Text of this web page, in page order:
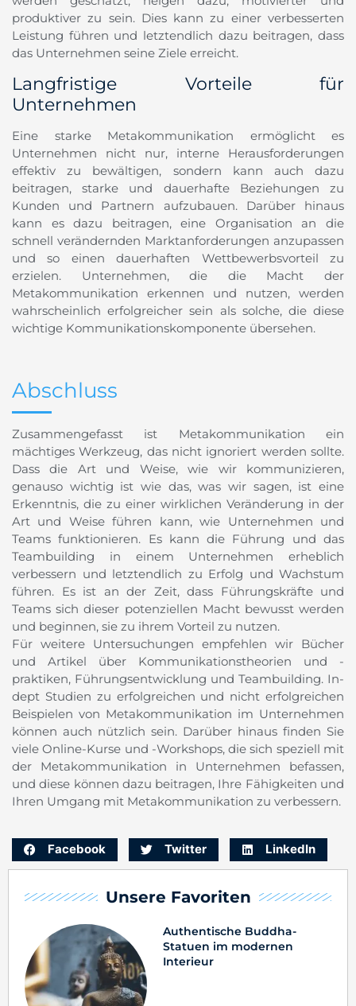
Unsere Favoriten
Authentische Buddha-
Statuen im modernen
Interieur
produktiver zu sein. Dies kann zu einer verbesserten
Leistung führen und letztendlich dazu beitragen, dass
das Unternehmen seine Ziele erreicht.
Langfristige Vorteile für
Unternehmen
Eine starke Metakommunikation ermöglicht es
Unternehmen nicht nur, interne Herausforderungen
effektiv zu bewältigen, sondern kann auch dazu
beitragen, starke und dauerhafte Beziehungen zu
Kunden und Partnern aufzubauen. Darüber hinaus
kann es dazu beitragen, eine Organisation an die
schnell verändernden Marktanforderungen anzupassen
und so einen dauerhaften Wettbewerbsvorteil zu
erzielen. Unternehmen, die die Macht der
Metakommunikation erkennen und nutzen, werden
wahrscheinlich erfolgreicher sein als solche, die diese
wichtige Kommunikationskomponente übersehen.
Abschluss
Zusammengefasst ist Metakommunikation ein
mächtiges Werkzeug, das nicht ignoriert werden sollte.
Dass die Art und Weise, wie wir kommunizieren,
genauso wichtig ist wie das, was wir sagen, ist eine
Erkenntnis, die zu einer wirklichen Veränderung in der
Art und Weise führen kann, wie Unternehmen und
Teams funktionieren. Es kann die Führung und das
Teambuilding in einem Unternehmen erheblich
verbessern und letztendlich zu Erfolg und Wachstum
führen. Es ist an der Zeit, dass Führungskräfte und
Teams sich dieser potenziellen Macht bewusst werden
und beginnen, sie zu ihrem Vorteil zu nutzen.
Für weitere Untersuchungen empfehlen wir Bücher
und Artikel über Kommunikationstheorien und -
praktiken, Führungsentwicklung und Teambuilding. In-
dept Studien zu erfolgreichen und nicht erfolgreichen
Beispielen von Metakommunikation im Unternehmen
können auch nützlich sein. Darüber hinaus finden Sie
viele Online-Kurse und -Workshops, die sich speziell mit
der Metakommunikation in Unternehmen befassen,
und diese können dazu beitragen, Ihre Fähigkeiten und
Ihren Umgang mit Metakommunikation zu verbessern.
Facebook Twitter LinkedIn